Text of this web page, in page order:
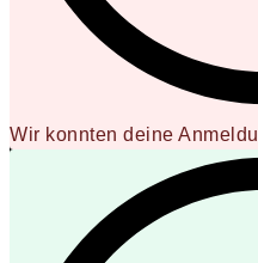
Wir konnten deine